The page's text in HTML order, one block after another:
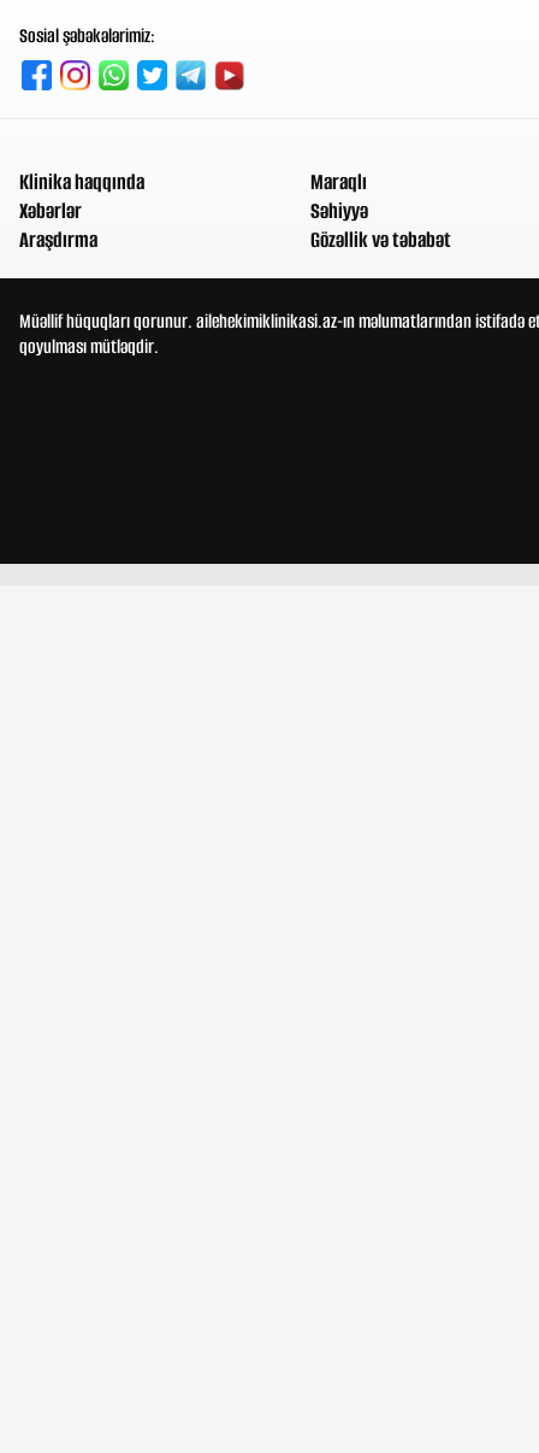
Sosial şəbəkələrimiz:
Klinika haqqında
Xəbərlər
Araşdırma
Maraqlı
Səhiyyə
Gözəllik və təbabət
Müəllif hüquqları qorunur. ailehekimiklinikasi.az-ın məlumatlarından
qoyulması mütləqdir.